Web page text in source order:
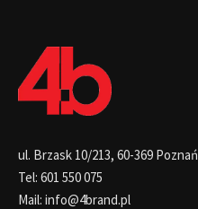
ul. Brzask 10/213, 60-369 Poznań
Tel: 601 550 075
Mail: info@4brand.pl